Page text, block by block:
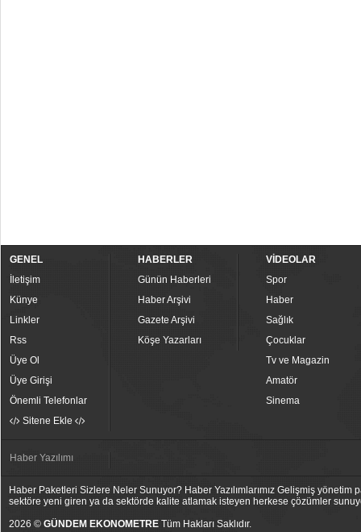
GENEL
İletişim
Künye
Linkler
Rss
Üye Ol
Üye Girişi
Önemli Telefonlar
Sitene Ekle
HABERLER
Günün Haberleri
Haber Arşivi
Gazete Arşivi
Köşe Yazarları
VİDEOLAR
Spor
Haber
Sağlık
Çocuklar
Tv ve Magazin
Amatör
Sinema
Haber Yazılımı
Haber Paketleri Sizlere Neler Sunuyor? Haber Yazılımlarımız Gelişmiş
sektöre yeni giren ya da sektörde kalite atlamak isteyen herkese çözümler
2026 © GÜNDEM EKONOMETRE Tüm Hakları Saklıdır.